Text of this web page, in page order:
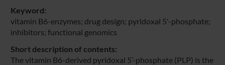
Keyword:
vitamin B6-enzymes; drug design; pyridoxal 5'-phosphate;
inhibitors; functional genomics
Short description of contents:
The vitamin B6-derived pyridoxal 5’-phosphate (PLP) is the